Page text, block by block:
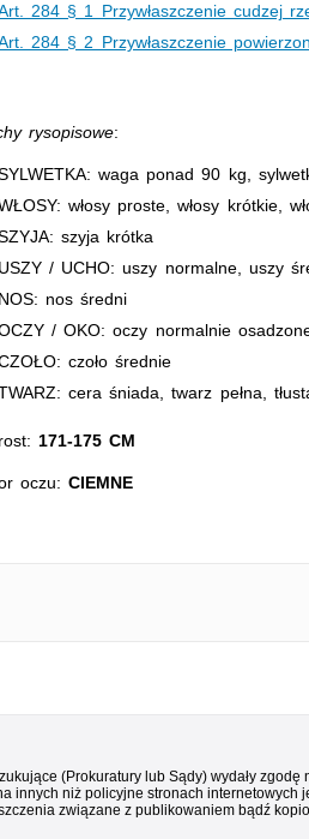
284 § 1 Przywłaszczenie cudzej
284 § 2 Przywłaszczenie
rysopisowe:
waga ponad 90 kg,
włosy proste, włosy krótkie,
szyja krótka
USZY / UCHO: uszy normalne, uszy
NOS: nos średni
/ OKO: oczy normalnie
czoło średnie
cera śniada, twarz pełna,
171-175 CM
oczu:CIEMNE
(Prokuratury lub Sądy) wydały
innych niż policyjne stronach
związane z publikowaniem bądź